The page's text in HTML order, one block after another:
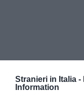
Stranieri in Italia -
Information